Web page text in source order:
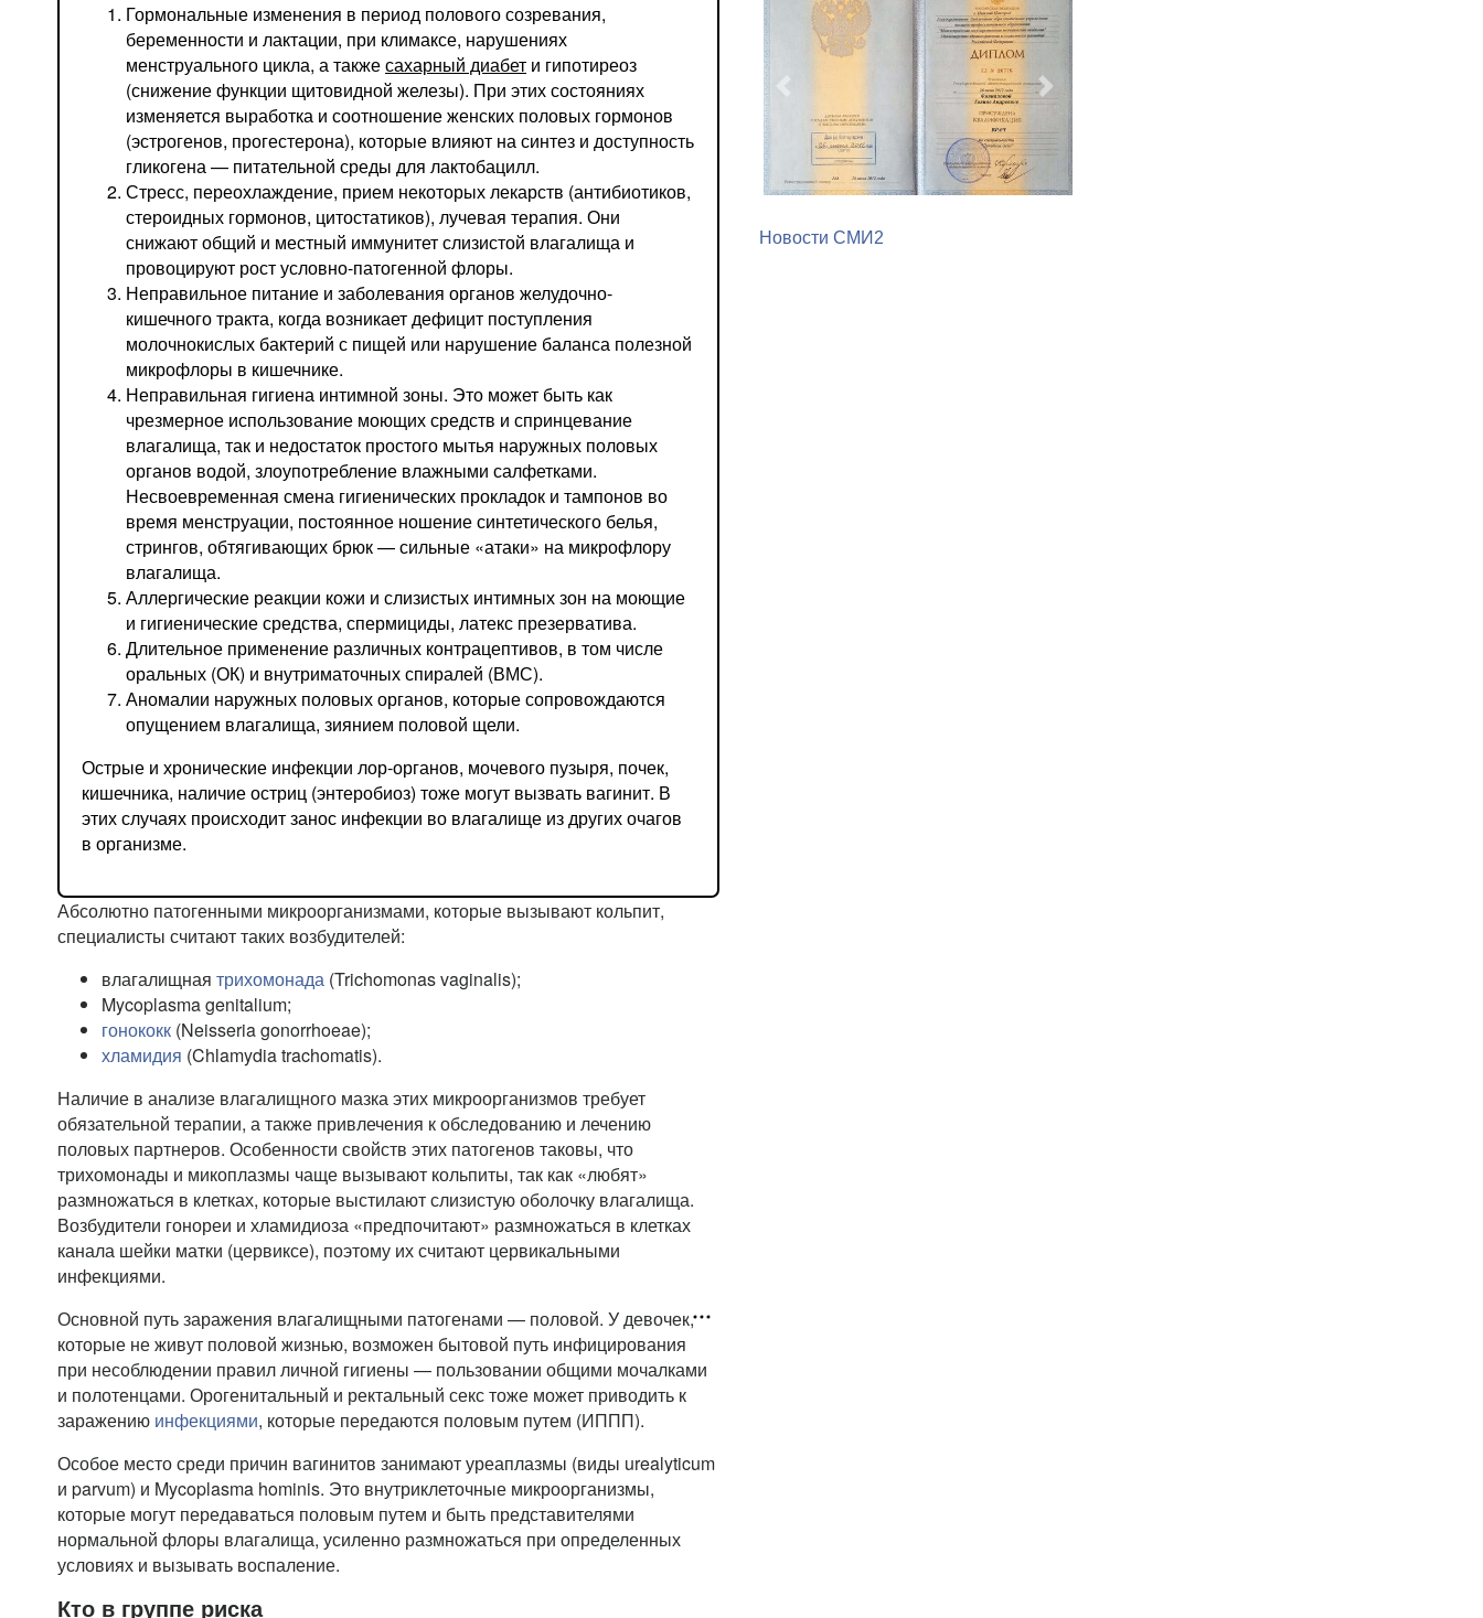
Гормональные изменения в период полового созревания,
беременности и лактации, при климаксе, нарушениях
менструального цикла, а такжесахарный диабет и гипотиреоз
(снижение функции щитовидной железы). При этих состояниях
изменяется выработка и соотношение женских половых гормонов
(эстрогенов, прогестерона), которые влияют на синтез и доступность
гликогена — питательной среды для лактобацилл.
Стресс, переохлаждение, прием некоторых лекарств (антибиотиков,
стероидных гормонов, цитостатиков), лучевая терапия. Они
снижают общий и местный иммунитет слизистой влагалища и
провоцируют рост условно-патогенной флоры.
Неправильное питание и заболевания органов желудочно-
кишечного тракта, когда возникает дефицит поступления
молочнокислых бактерий с пищей или нарушение баланса полезной
микрофлоры в кишечнике.
Неправильная гигиена интимной зоны. Это может быть как
чрезмерное использование моющих средств и спринцевание
влагалища, так и недостаток простого мытья наружных половых
органов водой, злоупотребление влажными салфетками.
Несвоевременная смена гигиенических прокладок и тампонов во
время менструации, постоянное ношение синтетического белья,
стрингов, обтягивающих брюк — сильные «атаки» на микрофлору
влагалища.
Аллергические реакции кожи и слизистых интимных зон на моющие
и гигиенические средства, спермициды, латекс презерватива.
Длительное применение различных контрацептивов, в том числе
оральных (ОК) и внутриматочных спиралей (ВМС).
Аномалии наружных половых органов, которые сопровождаются
опущением влагалища, зиянием половой щели.
Острые и хронические инфекции лор-органов, мочевого пузыря, почек,
кишечника, наличие остриц (энтеробиоз) тоже могут вызвать вагинит. В
этих случаях происходит занос инфекции во влагалище из других очагов
в организме.
Абсолютно патогенными микроорганизмами, которые вызывают кольпит,
специалисты считают таких возбудителей:
влагалищная трихомонада (Trichomonas vaginalis);
Mycoplasma genitalium;
гонококк (Neisseria gonorrhoeae);
хламидия (Chlamydia trachomatis).
Наличие в анализе влагалищного мазка этих микроорганизмов требует
обязательной терапии, а также привлечения к обследованию и лечению
половых партнеров. Особенности свойств этих патогенов таковы, что
трихомонады и микоплазмы чаще вызывают кольпиты, так как «любят»
размножаться в клетках, которые выстилают слизистую оболочку влагалища.
Возбудители гонореи и хламидиоза «предпочитают» размножаться в клетках
канала шейки матки (цервиксе), поэтому их считают цервикальными
инфекциями.
Основной путь заражения влагалищными патогенами — половой. У девочек,
которые не живут половой жизнью, возможен бытовой путь инфицирования
при несоблюдении правил личной гигиены — пользовании общими мочалками
и полотенцами. Орогенитальный и ректальный секс тоже может приводить к
заражению инфекциями, которые передаются половым путем (ИППП).
Особое место среди причин вагинитов занимают уреаплазмы (виды urealyticum
и parvum) и Mycoplasma hominis. Это внутриклеточные микроорганизмы,
которые могут передаваться половым путем и быть представителями
нормальной флоры влагалища, усиленно размножаться при определенных
условиях и вызывать воспаление.
Кто в группе риска
Следующий
Новости СМИ2